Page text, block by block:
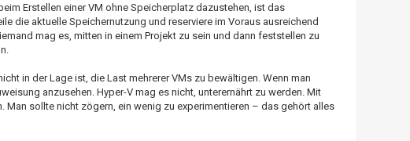
Erstellen einer VM ohne Speicherplatz dazustehen, ist das
die aktuelle Speichernutzung und reserviere im Voraus ausreichend
mag es, mitten in einem Projekt zu sein und dann feststellen zu
in der Lage ist, die Last mehrerer VMs zu bewältigen. Wenn man
anzusehen. Hyper-V mag es nicht, unterernährt zu werden. Mit
sollte nicht zögern, ein wenig zu experimentieren – das gehört alles